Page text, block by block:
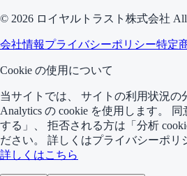
© 2026 ロイヤルトラスト株式会社 All
会社情報プライバシーポリシー特定
Cookie の使用について
当サイトでは、 サイトの利用状況の
Analytics の cookie を使用します。
する」、 拒否される方は「分析
ださい。 詳しくはプライバシーポリ
詳しくはこちら